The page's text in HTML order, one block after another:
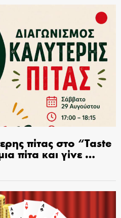
πίτας στο “Taste
πίτα και γίνε …